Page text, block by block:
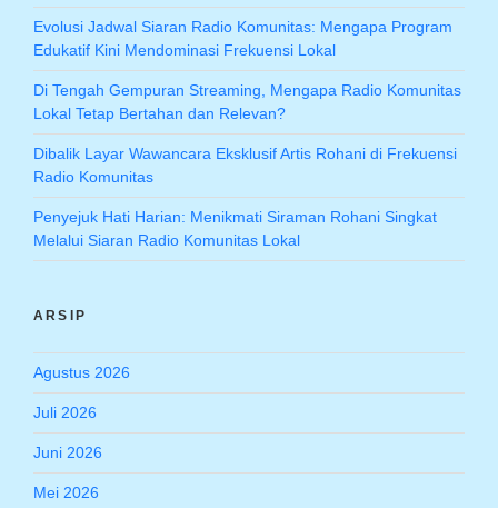
Evolusi Jadwal Siaran Radio Komunitas: Mengapa Program
Edukatif Kini Mendominasi Frekuensi Lokal
Di Tengah Gempuran Streaming, Mengapa Radio Komunitas
Lokal Tetap Bertahan dan Relevan?
Dibalik Layar Wawancara Eksklusif Artis Rohani di Frekuensi
Radio Komunitas
Penyejuk Hati Harian: Menikmati Siraman Rohani Singkat
Melalui Siaran Radio Komunitas Lokal
ARSIP
Agustus 2026
Juli 2026
Juni 2026
Mei 2026